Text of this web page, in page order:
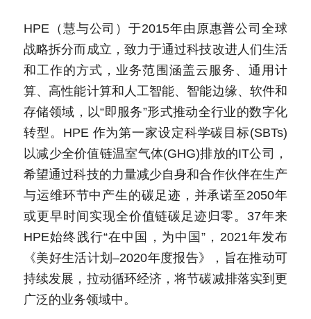
HPE（慧与公司）于2015年由原惠普公司全球
战略拆分而成立，致力于通过科技改进人们生活
和工作的方式，业务范围涵盖云服务、通用计
算、高性能计算和人工智能、智能边缘、软件和
存储领域，以“即服务”形式推动全行业的数字化
转型。HPE 作为第一家设定科学碳目标(SBTs)
以减少全价值链温室气体(GHG)排放的IT公司，
希望通过科技的力量减少自身和合作伙伴在生产
与运维环节中产生的碳足迹，并承诺至2050年
或更早时间实现全价值链碳足迹归零。37年来
HPE始终践行“在中国，为中国”，2021年发布
《美好生活计划–2020年度报告》，旨在推动可
持续发展，拉动循环经济，将节碳减排落实到更
广泛的业务领域中。